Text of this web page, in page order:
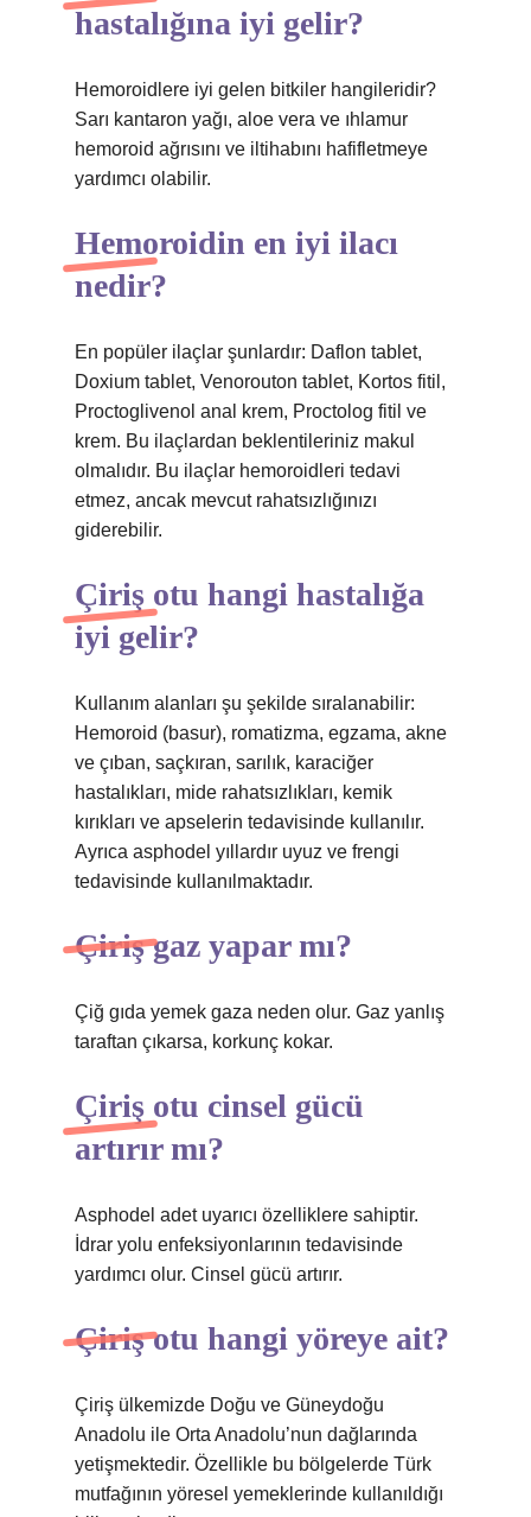
hastalığına iyi gelir?
Hemoroidlere iyi gelen bitkiler hangileridir?
Sarı kantaron yağı, aloe vera ve ıhlamur
hemoroid ağrısını ve iltihabını hafifletmeye
yardımcı olabilir.
Hemoroidin en iyi ilacı
nedir?
En popüler ilaçlar şunlardır: Daflon tablet,
Doxium tablet, Venorouton tablet, Kortos fitil,
Proctoglivenol anal krem, Proctolog fitil ve
krem. Bu ilaçlardan beklentileriniz makul
olmalıdır. Bu ilaçlar hemoroidleri tedavi
etmez, ancak mevcut rahatsızlığınızı
giderebilir.
Çiriş otu hangi hastalığa
iyi gelir?
Kullanım alanları şu şekilde sıralanabilir:
Hemoroid (basur), romatizma, egzama, akne
ve çıban, saçkıran, sarılık, karaciğer
hastalıkları, mide rahatsızlıkları, kemik
kırıkları ve apselerin tedavisinde kullanılır.
Ayrıca asphodel yıllardır uyuz ve frengi
tedavisinde kullanılmaktadır.
Çiriş gaz yapar mı?
Çiğ gıda yemek gaza neden olur. Gaz yanlış
taraftan çıkarsa, korkunç kokar.
Çiriş otu cinsel gücü
artırır mı?
Asphodel adet uyarıcı özelliklere sahiptir.
İdrar yolu enfeksiyonlarının tedavisinde
yardımcı olur. Cinsel gücü artırır.
Çiriş otu hangi yöreye ait?
Çiriş ülkemizde Doğu ve Güneydoğu
Anadolu ile Orta Anadolu’nun dağlarında
yetişmektedir. Özellikle bu bölgelerde Türk
mutfağının yöresel yemeklerinde kullanıldığı